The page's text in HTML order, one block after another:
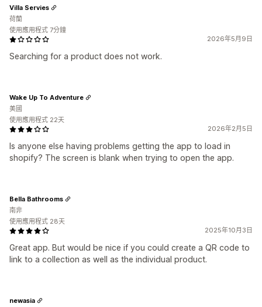
2026年5月9日
Searching for a product does not work.
Villa Servies
荷蘭
使用應用程式 7分鐘
2026年2月5日
Is anyone else having problems getting the app to load in
shopify? The screen is blank when trying to open the app.
Wake Up To Adventure
美國
使用應用程式 22天
2025年10月3日
Great app. But would be nice if you could create a QR code to
link to a collection as well as the individual product.
Bella Bathrooms
南非
使用應用程式 28天
newasia